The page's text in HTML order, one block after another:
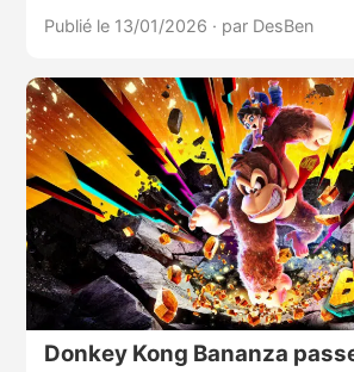
Publié le 13/01/2026 · par DesBen
Donkey Kong Bananza